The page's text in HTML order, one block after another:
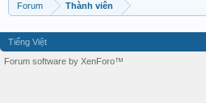
Forum Thành viên
Tiếng Việt
Forum software by XenForo™